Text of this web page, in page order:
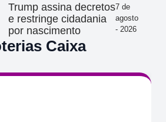
Trump assina decretos
e restringe cidadania
por nascimento
7 de
agosto
- 2026
Caixa